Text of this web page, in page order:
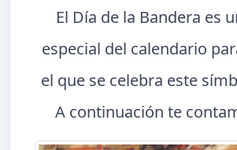
El Día de la Bandera es
especial del calendario
el que se celebra este
A continuación te